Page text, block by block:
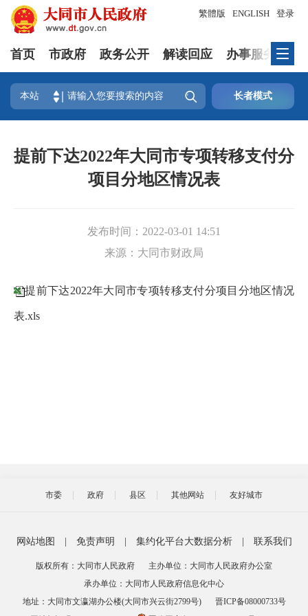
登录
繁體版 ENGLISH
首页 市政府 政务公开 解读回应 办事服务
本站  长者模式
提前下达2022年大同市专项转移支付分
项目分地区情况表
发布时间： 2022-03-01 14:51
来源： 大同市财政局
提前下达2022年大同市专项转移支付分项目分地区情况
表.xls
市委 政府 县区 其他网站 友好城市
网站地图 免责声明 集约化平台大数据分析 联系我们
版权所有：大同市人民政府
主办单位：大同市人民政府办公室
承办单位：大同市人民政府信息化中心
地址：大同市文瀛湖办公楼(大同市兴云街2799号)
晋ICP备08000733号